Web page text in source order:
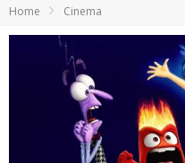
Home Cinema